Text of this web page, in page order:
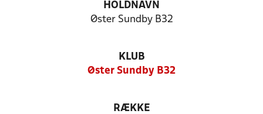
HOLDNAVN
Øster Sundby B32
KLUB
Øster Sundby B32
RÆKKE